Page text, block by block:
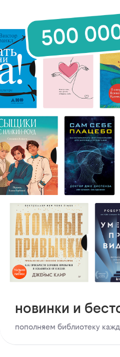
новинки и
пополняем библиотеку